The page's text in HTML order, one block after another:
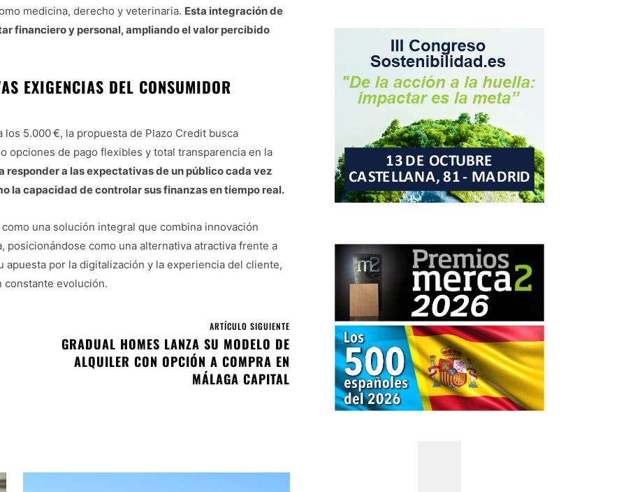
medicina, derecho y veterinaria. Esta integración de
financiero y personal, ampliando el valor percibido
EXIGENCIAS DEL CONSUMIDOR
5.000 €, la propuesta de Plazo Credit busca
de pago flexibles y total transparencia en la
responder a las expectativas de un público cada vez
la capacidad de controlar sus finanzas en tiempo real.
una solución integral que combina innovación
como una alternativa atractiva frente a
por la digitalización y la experiencia del cliente,
constante evolución.
ARTÍCULO SIGUIENTE
GRADUAL HOMES LANZA SU MODELO DE
ALQUILER CON OPCIÓN A COMPRA EN
MÁLAGA CAPITAL